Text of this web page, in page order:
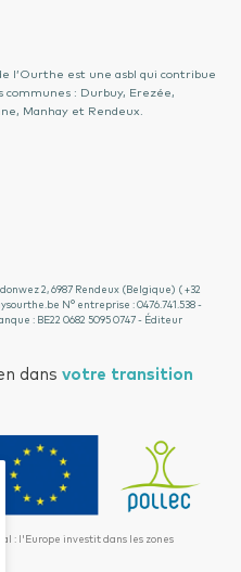
l’Ourthe est une asbl qui contribue
communes : Durbuy, Erezée,
Manhay et Rendeux.
2, 6987 Rendeux (Belgique) ( +32
N° entreprise : 0476.741.538 -
: BE22 0682 5095 0747 - Éditeur
dansvotre transition
: l'Europe investit dans les zones